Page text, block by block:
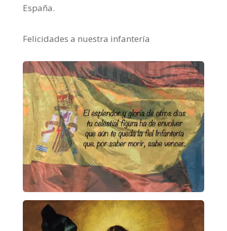
España.
Felicidades a nuestra infantería